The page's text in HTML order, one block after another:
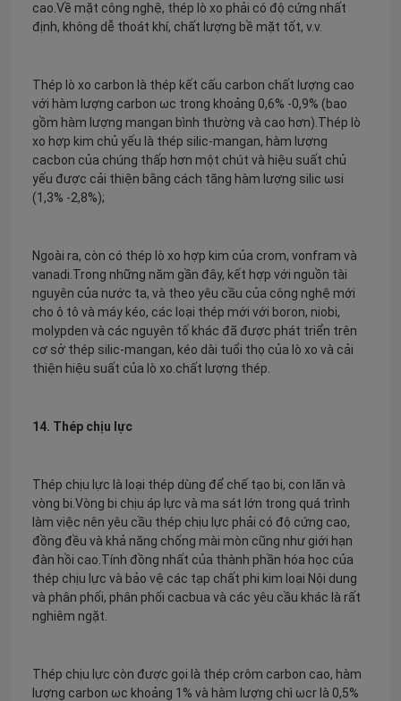
cao.Về mặt công nghệ, thép lò xo phải có độ cứng nhất
định, không dễ thoát khí, chất lượng bề mặt tốt, v.v.
Thép lò xo carbon là thép kết cấu carbon chất lượng cao
với hàm lượng carbon ωc trong khoảng 0,6% -0,9% (bao
gồm hàm lượng mangan bình thường và cao hơn).Thép lò
xo hợp kim chủ yếu là thép silic-mangan, hàm lượng
cacbon của chúng thấp hơn một chút và hiệu suất chủ
yếu được cải thiện bằng cách tăng hàm lượng silic ωsi
(1,3% -2,8%);
Ngoài ra, còn có thép lò xo hợp kim của crom, vonfram và
vanadi.Trong những năm gần đây, kết hợp với nguồn tài
nguyên của nước ta, và theo yêu cầu của công nghệ mới
cho ô tô và máy kéo, các loại thép mới với boron, niobi,
molypden và các nguyên tố khác đã được phát triển trên
cơ sở thép silic-mangan, kéo dài tuổi thọ của lò xo và cải
thiện hiệu suất của lò xo.chất lượng thép.
14. Thép chịu lực
Thép chịu lực là loại thép dùng để chế tạo bi, con lăn và
vòng bi.Vòng bi chịu áp lực và ma sát lớn trong quá trình
làm việc nên yêu cầu thép chịu lực phải có độ cứng cao,
đồng đều và khả năng chống mài mòn cũng như giới hạn
đàn hồi cao.Tính đồng nhất của thành phần hóa học của
thép chịu lực và bảo vệ các tạp chất phi kim loại Nội dung
và phân phối, phân phối cacbua và các yêu cầu khác là rất
nghiêm ngặt.
Thép chịu lực còn được gọi là thép crôm carbon cao, hàm
lượng carbon ωc khoảng 1% và hàm lượng chì ωcr là 0,5%